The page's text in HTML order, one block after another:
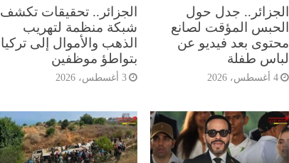
الجزائر.. جدل حول
الحبس المؤقت لصانع
محتوى بعد فيديو عن
لباس طفلة
4 أغسطس، 2026
الجزائر.. تحقيقات تكشف
شبكة منظمة لتهريب
الذهب والأموال إلى تركيا
بتواطؤ موظفين
3 أغسطس، 2026